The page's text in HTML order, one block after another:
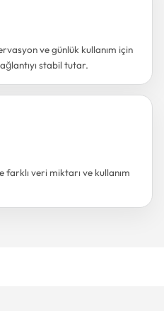
ve günlük kullanım için
stabil tutar.
farklı veri miktarı ve kullanım